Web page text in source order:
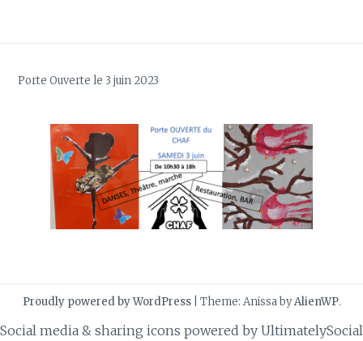
Porte Ouverte le 3 juin 2023
Proudly powered by WordPress Theme: Anissa byAlienWP.
Social media & sharing icons powered by UltimatelySocial